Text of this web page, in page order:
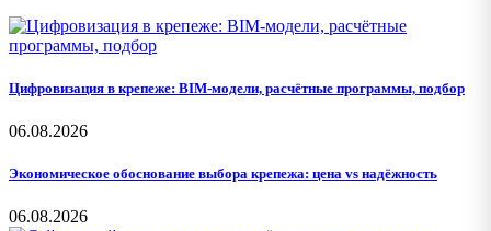
Цифровизация в крепеже: BIM-модели, расчётные программы, подбор
06.08.2026
Экономическое обоснование выбора крепежа: цена vs надёжность
06.08.2026